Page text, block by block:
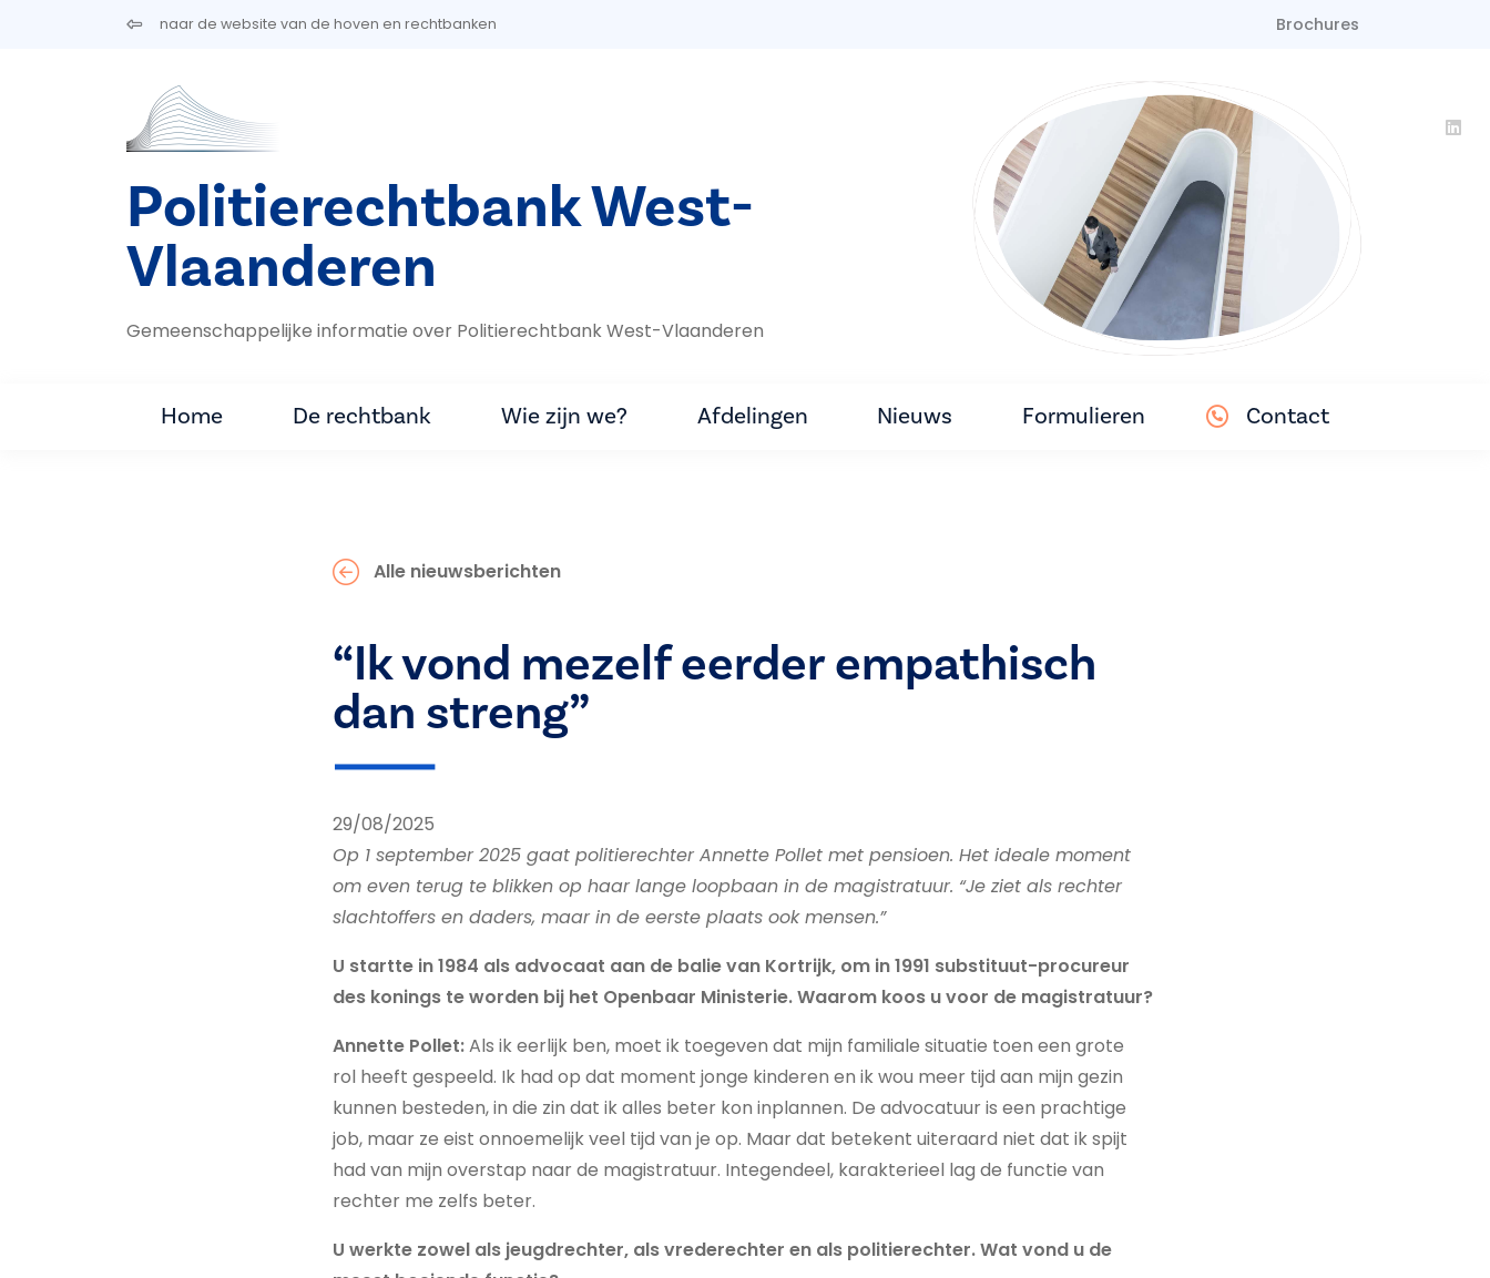
Overslaan en naar de inhoud gaannaar de website van de hoven en rechtbanken Brochures
Politierechtbank West-
Vlaanderen
Gemeenschappelijke informatie over Politierechtbank West-Vlaanderen
Home De rechtbank Wie zijn we? Afdelingen Nieuws Formulieren Contact
Alle nieuwsberichten
“Ik vond mezelf eerder empathisch
dan streng”
29/08/2025
Op 1 september 2025 gaat politierechter Annette Pollet met pensioen. Het ideale moment
om even terug te blikken op haar lange loopbaan in de magistratuur. “Je ziet als rechter
slachtoffers en daders, maar in de eerste plaats ook mensen.”
U startte in 1984 als advocaat aan de balie van Kortrijk, om in 1991 substituut-procureur
des konings te worden bij het Openbaar Ministerie. Waarom koos u voor de magistratuur?
Annette Pollet:Als ik eerlijk ben, moet ik toegeven dat mijn familiale situatie toen een grote
rol heeft gespeeld. Ik had op dat moment jonge kinderen en ik wou meer tijd aan mijn gezin
kunnen besteden, in die zin dat ik alles beter kon inplannen. De advocatuur is een prachtige
job, maar ze eist onnoemelijk veel tijd van je op. Maar dat betekent uiteraard niet dat ik spijt
had van mijn overstap naar de magistratuur. Integendeel, karakterieel lag de functie van
rechter me zelfs beter.
U werkte zowel als jeugdrechter, als vrederechter en als politierechter. Wat vond u de